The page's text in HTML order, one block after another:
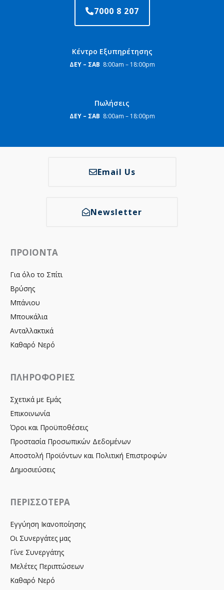
7000 8 207
Κέντρο Εξυπηρέτησης
ΔΕΥ – ΣΑΒ 8:00am – 18:00pm
Πωλήσεις
ΔΕΥ – ΣΑΒ 8:00am – 18:00pm
Email Us
Newsletter
ΠΡΟΙΟΝΤΑ
Για όλο το Σπίτι
Βρύσης
Μπάνιου
Μπουκάλια
Ανταλλακτικά
Καθαρό Νερό
ΠΛΗΡΟΦΟΡΙΕΣ
Σχετικά με Εμάς
Επικοινωνία
Όροι και Προϋποθέσεις
Προστασία Προσωπικών Δεδομένων
Αποστολή Προϊόντων και Πολιτική Επιστροφών
Δημοσιεύσεις
ΠΕΡΙΣΣΟΤΕΡΑ
Εγγύηση Ικανοποίησης
Οι Συνεργάτες μας
Γίνε Συνεργάτης
Μελέτες Περιπτώσεων
Καθαρό Νερό